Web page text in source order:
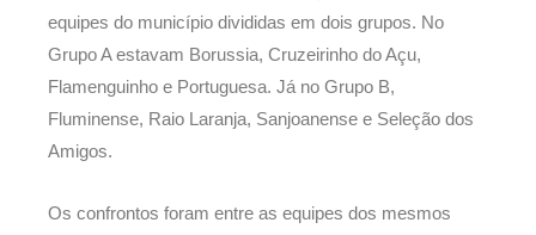
equipes do município divididas em dois grupos. No
Grupo A estavam Borussia, Cruzeirinho do Açu,
Flamenguinho e Portuguesa. Já no Grupo B,
Fluminense, Raio Laranja, Sanjoanense e Seleção dos
Amigos.
Os confrontos foram entre as equipes dos mesmos